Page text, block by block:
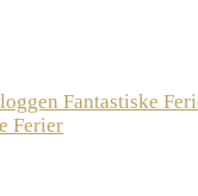
Fantastiske
Ferier